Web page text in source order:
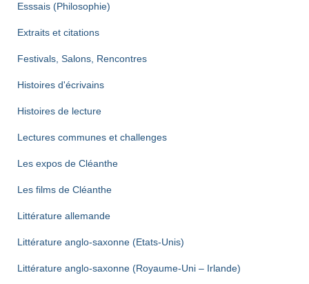
Esssais (Philosophie)
Extraits et citations
Festivals, Salons, Rencontres
Histoires d'écrivains
Histoires de lecture
Lectures communes et challenges
Les expos de Cléanthe
Les films de Cléanthe
Littérature allemande
Littérature anglo-saxonne (Etats-Unis)
Littérature anglo-saxonne (Royaume-Uni – Irlande)